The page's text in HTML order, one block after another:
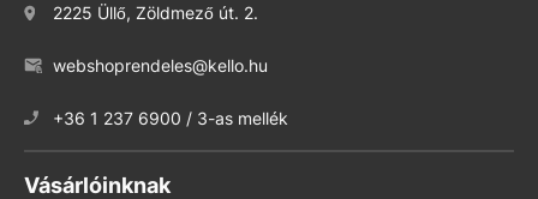
2225 Üllő, Zöldmező út. 2.
webshoprendeles@kello.hu
+36 1 237 6900 / 3-as mellék
Vásárlóinknak